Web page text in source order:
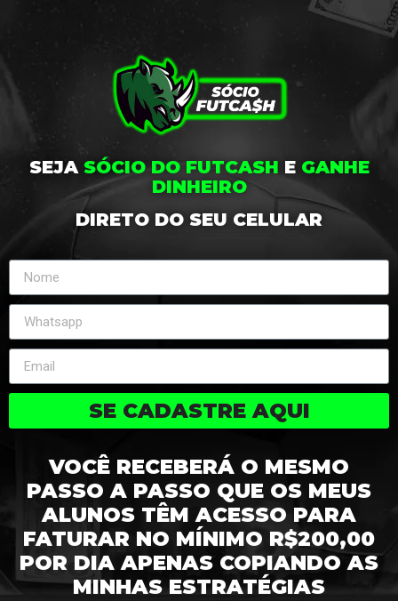
SEJASÓCIO DO FUTCASH E GANHE
DINHEIRO
DIRETO DO SEU CELULAR
SE CADASTRE AQUI
VOCÊ RECEBERÁ O MESMO
PASSO A PASSO QUE OS MEUS
ALUNOS TÊM ACESSO PARA
FATURAR NO MÍNIMO R$200,00
POR DIA APENAS COPIANDO AS
MINHAS ESTRATÉGIAS